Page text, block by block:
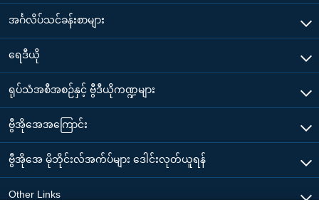
အင်္ဂလိပ်သင်ခန်းစာများ
ရေဒီယို
ရုပ်သံအစီအစဉ်နှင့် ဗွီဒီယိုကဏ္ဍများ
ဗွီအိုအေအကြောင်း
ဗွီအိုအေ မိုဘိုင်းလ်အက်ပ်များ ဒေါင်းလုတ်ယူရန်
Other Links